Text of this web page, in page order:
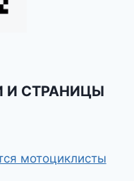
И СТРАНИЦЫ
мотоциклисты